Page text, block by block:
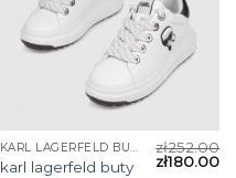
KARL LAGERFELD BUTY
karl lagerfeld buty
zł252.00
zł180.00